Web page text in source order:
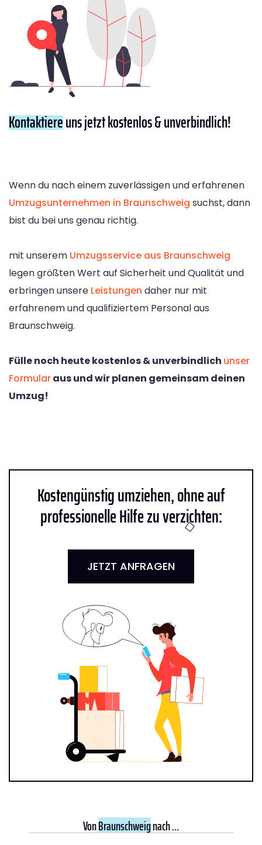
Kontaktiereuns jetzt kostenlos & unverbindlich!
Wenn du nach einem zuverlässigen und erfahrenen
Umzugsunternehmen in Braunschweig suchst, dann
bist du bei uns genau richtig.
mit unserem Umzugsservice aus Braunschweig
legen größten Wert auf Sicherheit und Qualität und
erbringen unsere Leistungen daher nur mit
erfahrenem und qualifiziertem Personal aus
Braunschweig.
Fülle noch heute kostenlos & unverbindlich unser
Formularaus und wir planen gemeinsam deinen
Umzug!
Kostengünstig umziehen, ohne auf
professionelle Hilfe zu verzichten:
JETZT ANFRAGEN
VonBraunschweignach ...